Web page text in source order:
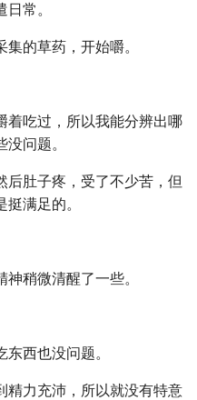
常。
的草药，开始嚼。
着吃过，所以我能分辨出哪
问题。
后肚子疼，受了不少苦，但
满足的。
稍微清醒了一些。
西也没问题。
精力充沛，所以就没有特意